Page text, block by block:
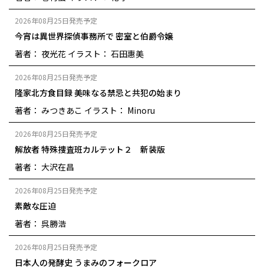
2026年08月25日発売予定
今宵は異世界探偵事務所で 密室と伯爵令嬢
著者： 夜光花 イラスト： 石田惠美
2026年08月25日発売予定
隆家北方食目録 美味なる禁忌と共犯の始まり
著者： みつきあこ イラスト： Minoru
2026年08月25日発売予定
解放者 特殊捜査班カルテット２ 新装版
著者： 大沢在昌
2026年08月25日発売予定
素敵な圧迫
著者： 呉勝浩
2026年08月25日発売予定
日本人の発酵史 うまみのフォークロア